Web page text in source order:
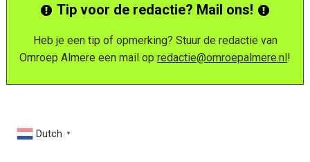
Tip voor de redactie? Mail ons!
Heb je een tip of opmerking? Stuur de redactie van
Omroep Almere een mail op redactie@omroepalmere.nl!
Dutch ▼